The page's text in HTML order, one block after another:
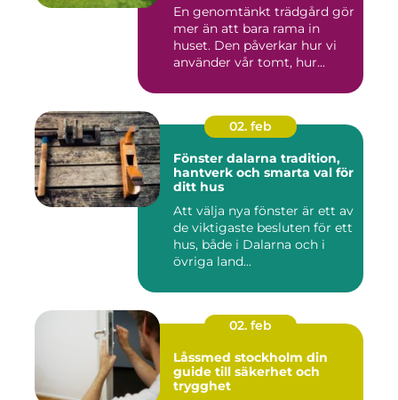
En genomtänkt trädgård gör
mer än att bara rama in
huset. Den påverkar hur vi
använder vår tomt, hur...
02. feb
Fönster dalarna tradition,
hantverk och smarta val för
ditt hus
Att välja nya fönster är ett av
de viktigaste besluten för ett
hus, både i Dalarna och i
övriga land...
02. feb
Låssmed stockholm din
guide till säkerhet och
trygghet